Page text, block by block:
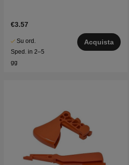
€3.57
Su ord.
Sped. in 2–5
gg
Acquista